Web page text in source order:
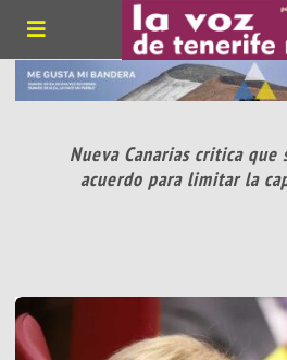
Nueva Canarias critica que
acuerdo para limitar la